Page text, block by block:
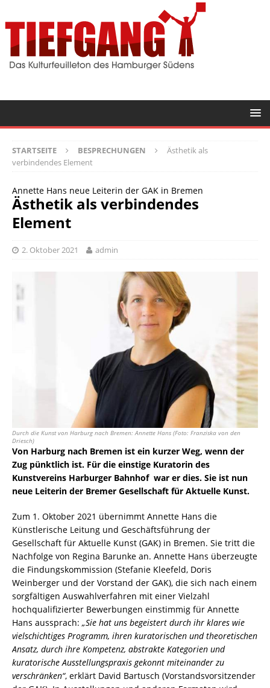
STARTSEITE BESPRECHUNGEN
Ästhetik als
verbindendes Element
Annette Hans neue Leiterin der GAK in Bremen
Ästhetik als verbindendes
Element
2. Oktober 2021 admin
Durch die Kunst von Harburg nach Bremen: Annette Hans (Foto: Franziska von den
Driesch)
Von Harburg nach Bremen ist ein kurzer Weg, wenn der
Zug pünktlich ist. Für die einstige Kuratorin des
Kunstvereins Harburger Bahnhof war er dies. Sie ist nun
neue Leiterin der Bremer Gesellschaft für Aktuelle Kunst.
Zum 1. Oktober 2021 übernimmt Annette Hans die
Künstlerische Leitung und Geschäftsführung der
Gesellschaft für Aktuelle Kunst (GAK) in Bremen. Sie tritt die
Nachfolge von Regina Barunke an. Annette Hans überzeugte
die Findungskommission (Stefanie Kleefeld, Doris
Weinberger und der Vorstand der GAK), die sich nach einem
sorgfältigen Auswahlverfahren mit einer Vielzahl
hochqualifizierter Bewerbungen einstimmig für Annette
Hans aussprach: „Sie hat uns begeistert durch ihr klares wie
vielschichtiges Programm, ihren kuratorischen und theoretischen
Ansatz, durch ihre Kompetenz, abstrakte Kategorien und
kuratorische Ausstellungspraxis gekonnt miteinander zu
verschränken“, erklärt David Bartusch (Vorstandsvorsitzender